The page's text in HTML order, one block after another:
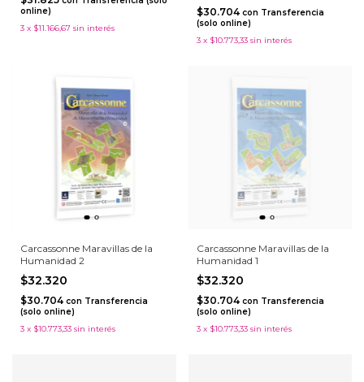
online)
3 x $11.166,67 sin interés
$30.704 con Transferencia
(solo online)
3 x $10.773,33 sin interés
Carcassonne Maravillas de la
Humanidad 2
$32.320
$30.704 con Transferencia
(solo online)
3 x $10.773,33 sin interés
Carcassonne Maravillas de la
Humanidad 1
$32.320
$30.704 con Transferencia
(solo online)
3 x $10.773,33 sin interés